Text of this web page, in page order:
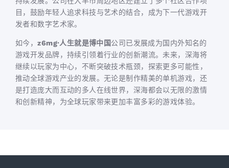
目，鼓励年轻人追求科技与艺术的结合，成为下一代游戏开
发者和数字艺术家。
如今，z6mg·人生就是博中国公司已发展成为国内外知名的
游戏开发品牌，持续引领着行业的创新潮流。未来，深海将
继续以玩家为中心，不断突破技术瓶颈，探索更多可能性，
推动全球游戏产业的发展。无论是制作精美的单机游戏，还
是打造庞大而互动的多人在线世界，深海都会以无限的激情
和创新精神，为全球玩家带来更加丰富多彩的游戏体验。